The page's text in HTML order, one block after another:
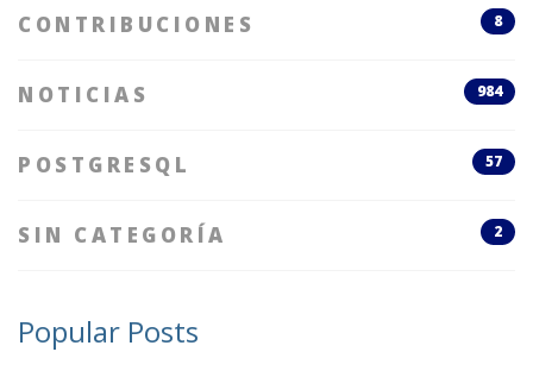
CONTRIBUCIONES 8
NOTICIAS 984
POSTGRESQL 57
SIN CATEGORÍA 2
Popular Posts